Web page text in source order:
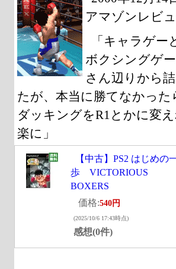
アマゾンレビ
「キャラゲー
ボクシングゲ
さん辺りから
たが、本当に勝てなかった
ダッキングをR1とかに変
楽に」
【中古】PS2 はじめの
歩 VICTORIOUS
BOXERS
価格:540円
(2025/10/6 17:43時点)
感想(0件)